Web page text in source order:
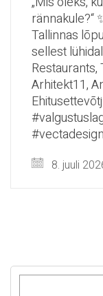
rännakule?“
Tallinnas
sellest
Restaurants,
Arhitekt11,
#vectadesign
8. juuli
O